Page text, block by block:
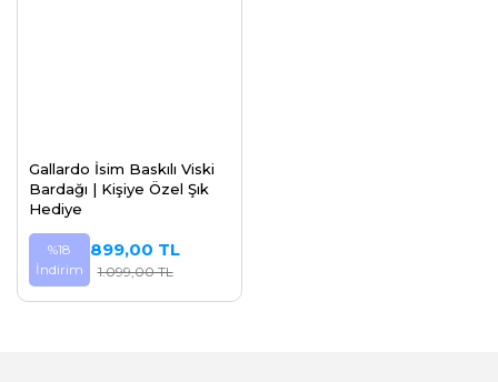
Gallardo İsim Baskılı Viski
Bardağı | Kişiye Özel Şık
Hediye
%18
İndirim
899,00 TL
1.099,00 TL